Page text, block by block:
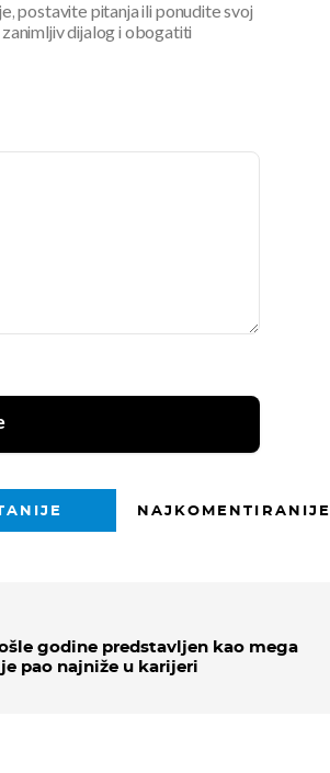
postavite pitanja ili ponudite svoj
dijalog i obogatiti
NAJKOMENTIRANIJE
godine predstavljen kao mega
pao najniže u karijeri